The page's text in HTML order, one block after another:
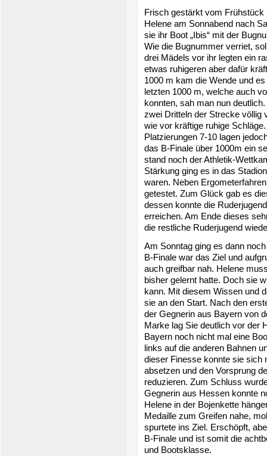
Frisch gestärkt vom
Helene am Sonnabend nach
sie ihr Boot „Ibis“ mit der
Wie die Bugnummer verriet,
drei Mädels vor ihr legten ein
etwas ruhigeren aber dafür
1000 m kam die Wende und
letzten 1000 m, welche auch
konnten, sah man nun
zwei Dritteln der Strecke völlig
wie vor kräftige ruhige
Platzierungen 7-10 lagen
das B-Finale über 1000m ein
stand noch der Athletik-
Stärkung ging es in das
waren. Neben
getestet. Zum Glück gab es
dessen konnte die
erreichen. Am Ende dieses
die restliche Ruderjugend
Am Sonntag ging es dann
B-Finale war das Ziel und
auch greifbar nah. Helene
bisher gelernt hatte. Doch sie
kann. Mit diesem Wissen und
sie an den Start. Nach den
der Gegnerin aus Bayern von
Marke lag Sie deutlich vor der
Bayern noch nicht mal eine
links auf die anderen Bahnen
dieser Finesse konnte sie sich
absetzen und den Vorsprung
reduzieren. Zum Schluss
Gegnerin aus Hessen konnte
Helene in der Bojenkette
Medaille zum Greifen nahe,
spurtete ins Ziel. Erschöpft,
B-Finale und ist somit die
und Bootsklasse.